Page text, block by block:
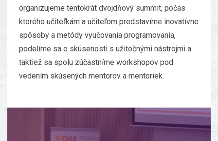
organizujeme tentokrát dvojdňový summit, počas
ktorého učiteľkám a učiteľom predstavíme inovatívne
spôsoby a metódy vyučovania programovania,
podelíme sa o skúsenosti s užitočnými nástrojmi a
taktiež sa spolu zúčastníme workshopov pod
vedením skúsených mentorov a mentoriek.